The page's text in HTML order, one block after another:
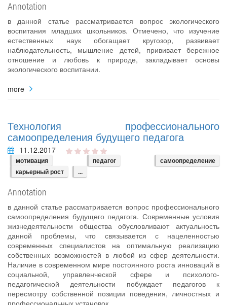
Annotation
в данной статье рассматривается вопрос экологического
воспитания младших школьников. Отмечено, что изучение
естественных наук обогащает кругозор, развивает
наблюдательность, мышление детей, прививает бережное
отношение и любовь к природе, закладывает основы
экологического воспитании.
more
Технология профессионального
самоопределения будущего педагога
11.12.2017
мотивация педагог
самоопределение
карьерный рост
...
Annotation
в данной статье рассматривается вопрос профессионального
самоопределения будущего педагога. Современные условия
жизнедеятельности общества обусловливают актуальность
данной проблемы, что связывается с нацеленностью
современных специалистов на оптимальную реализацию
собственных возможностей в любой из сфер деятельности.
Наличие в современном мире постоянного роста инноваций в
социальной, управленческой сфере и психолого-
педагогической деятельности побуждает педагогов к
пересмотру собственной позиции поведения, личностных и